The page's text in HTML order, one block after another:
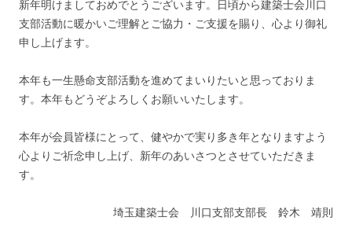
新年明けましておめでとうございます。日頃から建築士会川口
支部活動に暖かいご理解とご協力・ご支援を賜り、心より御礼
申し上げます。
本年も一生懸命支部活動を進めてまいりたいと思っておりま
す。本年もどうぞよろしくお願いいたします。
本年が会員皆様にとって、健やかで実り多き年となりますよう
心よりご祈念申し上げ、新年のあいさつとさせていただきま
す。
埼玉建築士会 川口支部支部長 鈴木 靖則